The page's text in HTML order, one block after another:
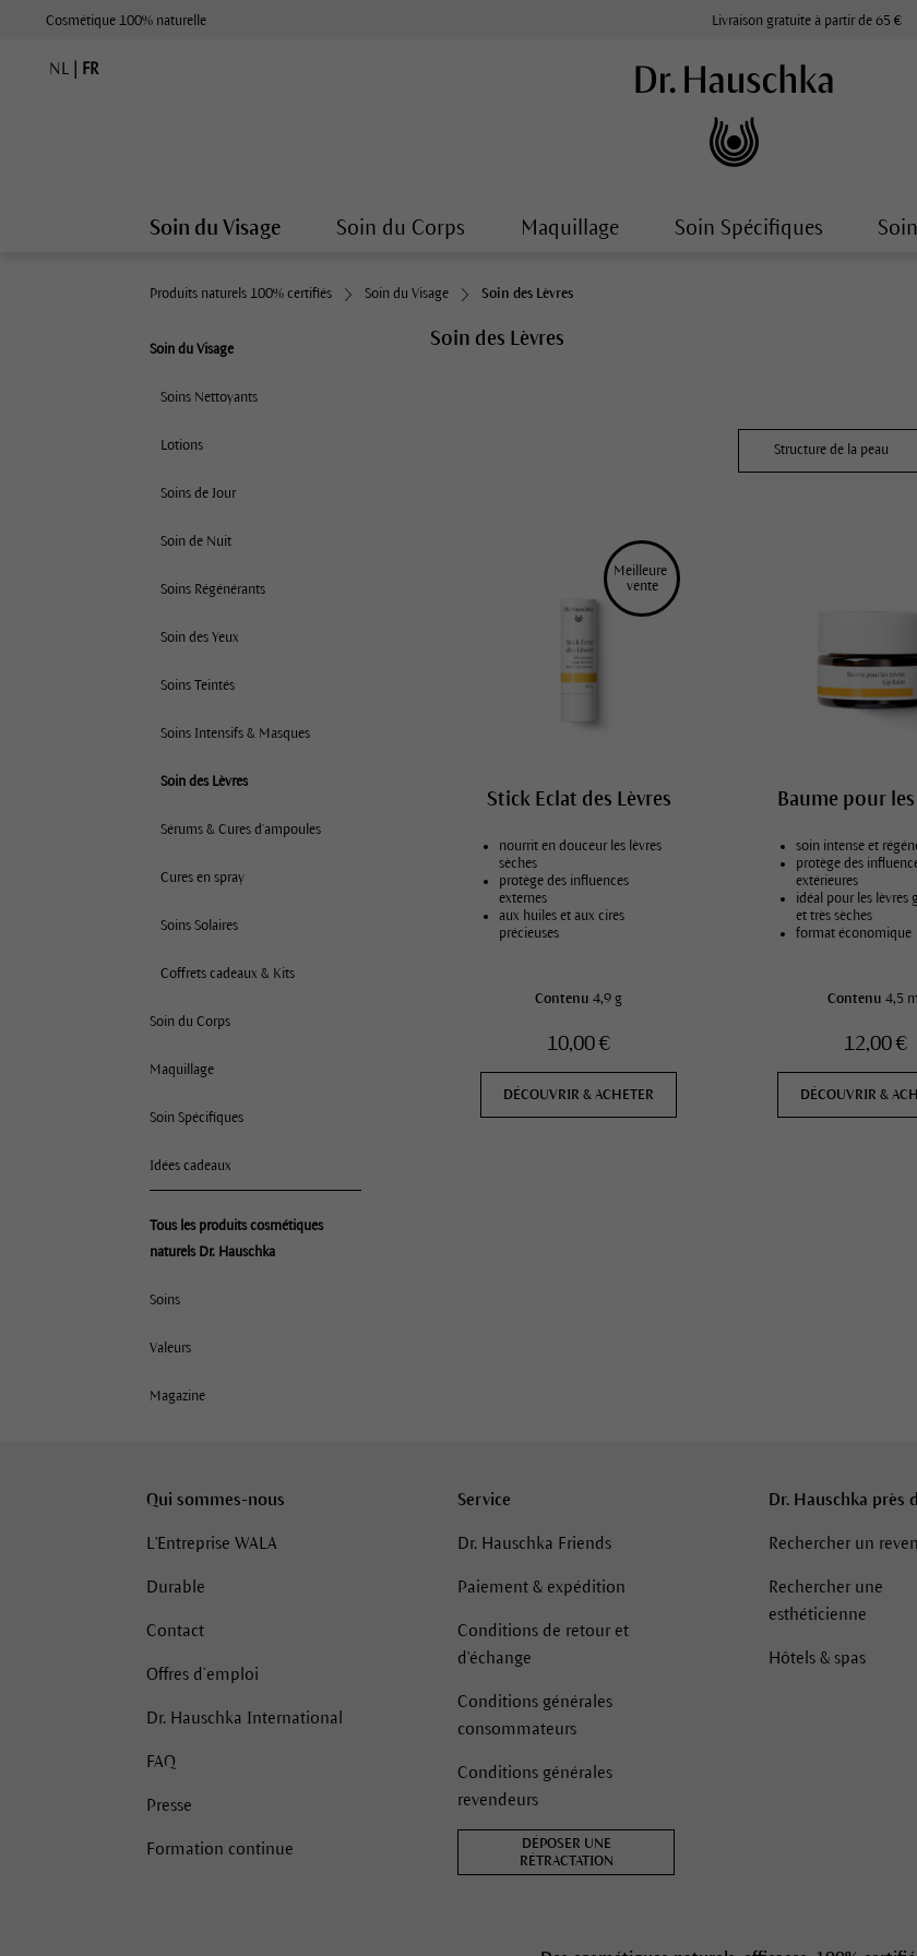
Cosmétique 100% naturelle Livraison gratuite à partir de 65 €
NL FR
Soin du Visage Soin du Corps Maquillage Soin Spécifiques
Produits naturels 100% certifiés Soin du Visage Soin des Lèvres
Soin du Visage
Soins Nettoyants
Lotions
Soins de Jour
Soin de Nuit
Soins Régénérants
Soin des Yeux
Soins Teintés
Soins Intensifs & Masques
Soin des Lèvres
Sérums & Cures d'ampoules
Cures en spray
Soins Solaires
Coffrets cadeaux & Kits
Soin du Corps
Maquillage
Soin Spécifiques
Idées cadeaux
Tous les produits cosmétiques
naturels Dr. Hauschka
Soins
Valeurs
Magazine
Soin des Lèvres
Structure de la peau
Peau sèche
Peau très sèche, à
Meilleure
vente
Stick Eclat des Lèvres
nourrit en douceur les lèvres
sèches
protège des influences
externes
aux huiles et aux cires
précieuses
Contenu4,9 g
10,00 €
DÉCOUVRIR & ACHETER
Baume pour les
soin intense et
protège des
extérieures
idéal pour les lèvres
et très sèches
format économique
Contenu4,5 ml
12,00 €
DÉCOUVRIR &
Qui sommes-nous
L'Entreprise WALA
Durable
Contact
Offres d’emploi
Dr. Hauschka International
FAQ
Presse
Formation continue
Service
Dr. Hauschka Friends
Paiement & expédition
Conditions de retour et
d'échange
Conditions générales
consommateurs
Conditions générales
revendeurs
DÉPOSER UNE
RÉTRACTATION
Dr. Hauschka près
Rechercher un
Rechercher une
esthéticienne
Hôtels & spas